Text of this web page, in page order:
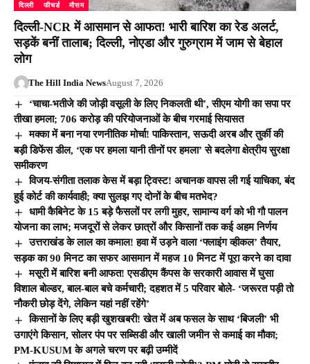
दिल्ली फीचर्ड मौसम
दिल्ली-NCR में आसमान से आफत! भारी बारिश का रेड अलर्ट,
सड़कें बनीं तालाब; दिल्ली, नोएडा और गुरुग्राम में जाम से बेहाल
लोग
The Hill India NewsAugust 7, 2026
‘चाचा-भतीजे की जोड़ी वसूली के लिए निकलती थी’, सीएम योगी का सपा पर
तीखा हमला; 706 करोड़ की परियोजनाओं के बीच गरमाई सियासत
मक्का में बना नया रणनीतिक मोर्चा! पाकिस्तान, सऊदी अरब और तुर्की की
बड़ी डिफेंस डील, ‘एक पर हमला यानी तीनों पर हमला’ से बदलेगा क्षेत्रीय सुरक्षा
समीकरण
विजय-संगीता तलाक केस में बड़ा ट्विस्ट! अचानक वापस ली गई याचिका, बंद
हुई कोर्ट की कार्यवाही; क्या सुलझ गए दोनों के बीच मतभेद?
धामी कैबिनेट के 15 बड़े फैसलों पर लगी मुहर, सामान्य वर्ग को भी गौ पालन
योजना का लाभ; मजदूरों से लेकर छात्रों और किसानों तक कई अहम निर्णय
उत्तराखंड के लाल का कमाल! हवा में उड़ने वाला ‘फ्लाइंग व्हीकल’ तैयार,
सड़क का 90 मिनट का सफर आसमान में महज 10 मिनट में पूरा करने का दावा
मसूरी में बारिश बनी आफत! एसडीएम कैंपस के सरकारी आवास में घुसा
विशाल बोल्डर, बाल-बाल बचे कर्मचारी; दहशत में 5 परिवार बोले- ‘जरूरत पड़ी तो
नौकरी छोड़ देंगे, लेकिन यहां नहीं रहेंगे’
किसानों के लिए बड़ी खुशखबरी! खेत में अब फसल के साथ ‘बिजली’ भी
उगाएंगे किसान, सोलर पंप पर सब्सिडी और खाली जमीन से कमाई का मौका;
PM-KUSUM के अगले चरण पर बढ़ी उम्मीदें